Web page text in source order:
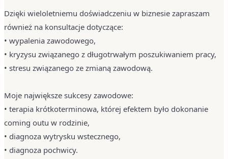
Dzięki wieloletniemu doświadczeniu w biznesie zapraszam
również na konsultacje dotyczące:
• wypalenia zawodowego,
• kryzysu związanego z długotrwałym poszukiwaniem pracy,
• stresu związanego ze zmianą zawodową.
Moje największe sukcesy zawodowe:
• terapia krótkoterminowa, której efektem było dokonanie
coming outu w rodzinie,
• diagnoza wytrysku wstecznego,
• diagnoza pochwicy.